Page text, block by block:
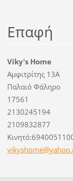
Επαφή
Viky's Home
Αμφιτρίτης 13Α
Παλαιό Φάληρο
17561
2130245194
2109832877
vikyshome@yahoo.